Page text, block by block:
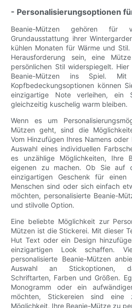
- Personalisierungsoptionen
Beanie-Mützen gehören für
Grundausstattung ihrer
kühlen Monaten für Wärme und
Herausforderung sein, eine
persönlichen Stil widerspiegelt.
Beanie-Mützen ins Spiel. Mit
Kopfbedeckungsoptionen können
einzigartige Note verleihen, ein
gleichzeitig kuschelig warm bleiben.
Wenn es um
Mützen geht, sind die
Vom Hinzufügen Ihres Namens
Auswahl eines individuellen
es unzählige Möglichkeiten, Ihre
eigenen zu machen. Ob Sie auf
einzigartigen Geschenk für einen
Menschen sind oder sich einfach
möchten, personalisierte Beanie-
und stilvolle Option.
Eine beliebte Möglichkeit zur
Mützen ist die Stickerei. Mit dieser
Hut Text oder ein Design
einzigartigen Look schaffen.
personalisierte Beanie-Mützen
Auswahl an Stickoptionen,
Schriftarten, Farben und Größen.
Monogramm oder ein
möchten, Stickereien sind eine
Möglichkeit, Ihre Beanie-Mütze zu